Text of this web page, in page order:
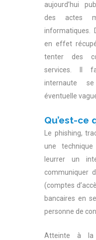
aujourd’hui
des actes
informatiques.
en effet
tenter des
services. Il
internaute
éventuelle
Qu’est-ce
Le phishing,
une
leurrer un
communiquer
(comptes
bancaires en
personne de
Atteinte à la